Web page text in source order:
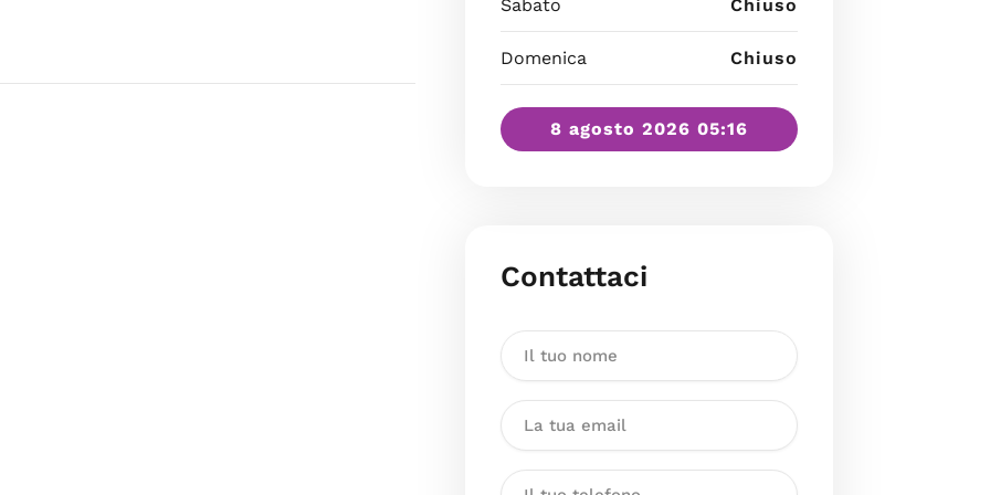
Sabato Chiuso
Domenica Chiuso
8 agosto 2026 05:16
Contattaci